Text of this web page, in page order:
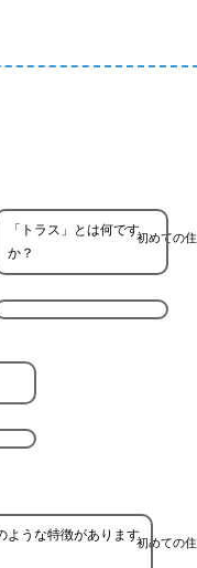
初めての
「トラス」とは何です
か？
初めての
ような特徴があります